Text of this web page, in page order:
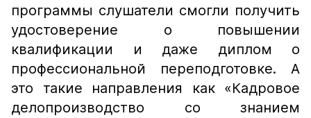
программы слушатели смогли получить
удостоверение о повышении
квалификации и даже диплом о
профессиональной переподготовке. А
это такие направления как «Кадровое
делопроизводство со знанием